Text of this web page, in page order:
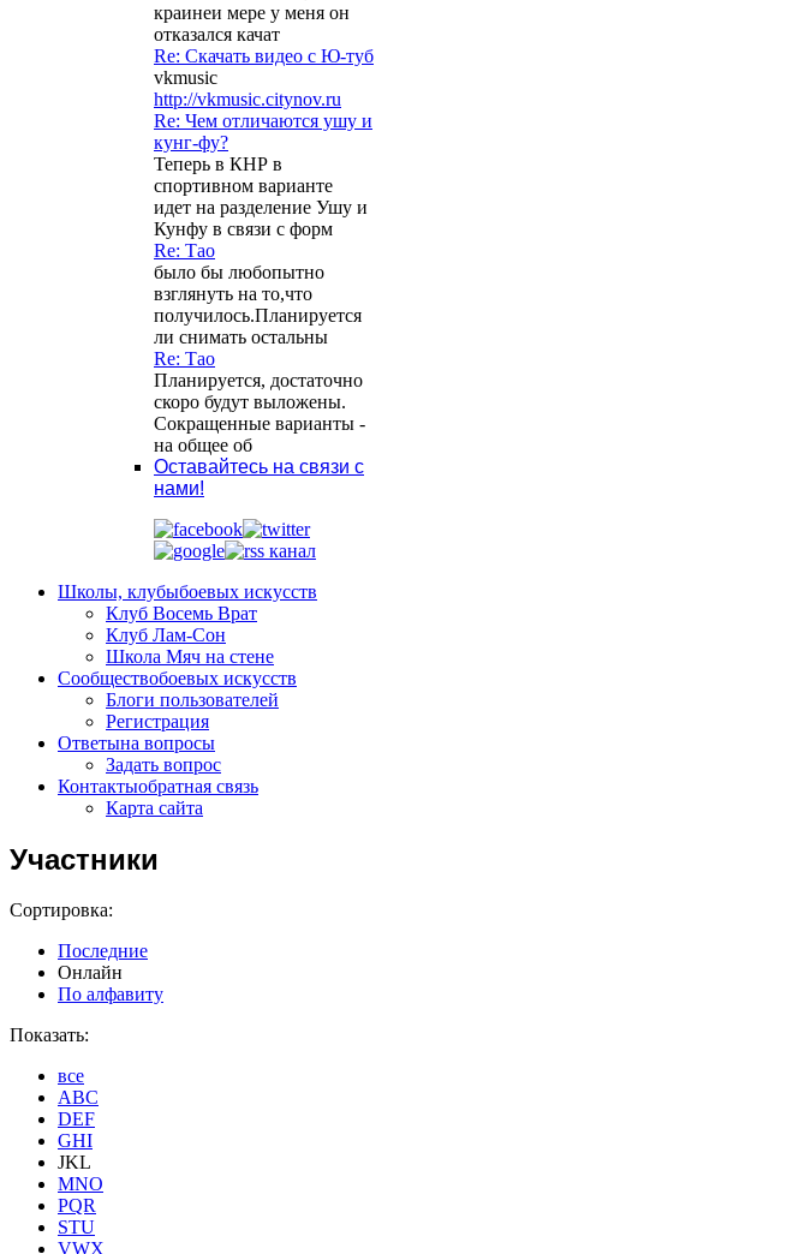
краинеи мере у меня он
отказался качат
Re: Скачать видео с Ю-туб
vkmusic
http://vkmusic.citynov.ru
Re: Чем отличаются ушу и
кунг-фу?
Теперь в КНР в
спортивном варианте
идет на разделение Ушу и
Кунфу в связи с форм
Re: Тао
было бы любопытно
взглянуть на то,что
получилось.Планируется
ли снимать остальны
Re: Тао
Планируется, достаточно
скоро будут выложены.
Сокращенные варианты -
на общее об
Оставайтесь на связи с
нами!
Школы, клубыбоевых искусств
Клуб Восемь Врат
Клуб Лам-Сон
Школа Мяч на стене
Сообществобоевых искусств
Блоги пользователей
Регистрация
Ответына вопросы
Задать вопрос
Контактыобратная связь
Карта сайта
Участники
Сортировка:
Последние
Онлайн
По алфавиту
Показать:
все
ABC
DEF
GHI
JKL
MNO
PQR
STU
VWX